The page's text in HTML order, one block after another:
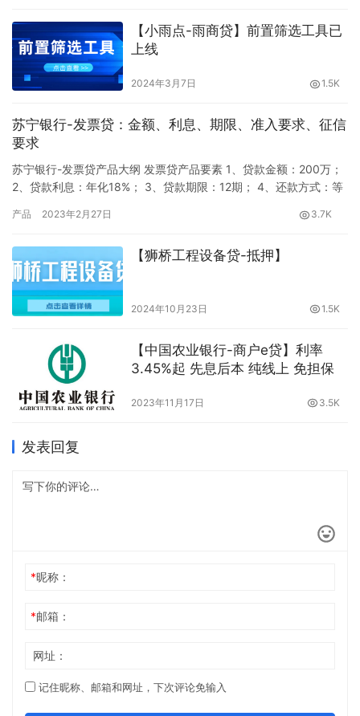
【小雨点-雨商贷】前置筛选工具已
上线
2024年3月7日 1.5K
苏宁银行-发票贷：金额、利息、期限、准入要求、征信
要求
苏宁银行-发票贷产品大纲 发票贷产品要素 1、贷款金额：200万；
2、贷款利息：年化18%； 3、贷款期限：12期； 4、还款方式：等
到申请企业对公账户。 发票贷准入要求 1、年龄：23-55周岁 2、申
满2年以上 5、近12个…
产品 2023年2月27日 3.7K
【狮桥工程设备贷-抵押】
2024年10月23日 1.5K
【中国农业银行-商户e贷】利率
3.45%起 先息后本 纯线上 免担保
2023年11月17日 3.5K
发表回复
*昵称：
*邮箱：
网址：
记住昵称、邮箱和网址，下次评论免输入